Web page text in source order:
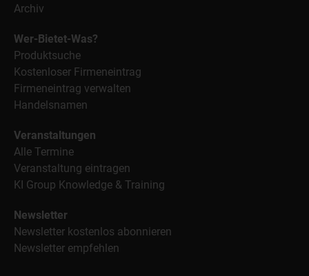
Archiv
Wer-Bietet-Was?
Produktsuche
Kostenloser Firmeneintrag
Firmeneintrag verwalten
Handelsnamen
Veranstaltungen
Alle Termine
Veranstaltung eintragen
KI Group Knowledge & Training
Newsletter
Newsletter kostenlos abonnieren
Newsletter empfehlen